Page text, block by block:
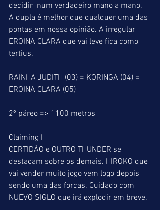
decidir  num verdadeiro mano a mano.
A dupla é melhor que qualquer uma das
pontas em nossa opinião. A irregular
EROINA CLARA que vai leve fica como
tertius.
RAINHA JUDITH (03) = KORINGA (04) =
EROINA CLARA (05)
2º páreo => 1100 metros
Claiming I
CERTIDÃO e OUTRO THUNDER se
destacam sobre os demais. HIROKO que
vai vender muito jogo vem logo depois
sendo uma das forças. Cuidado com
NUEVO SIGLO que irá explodir em breve.